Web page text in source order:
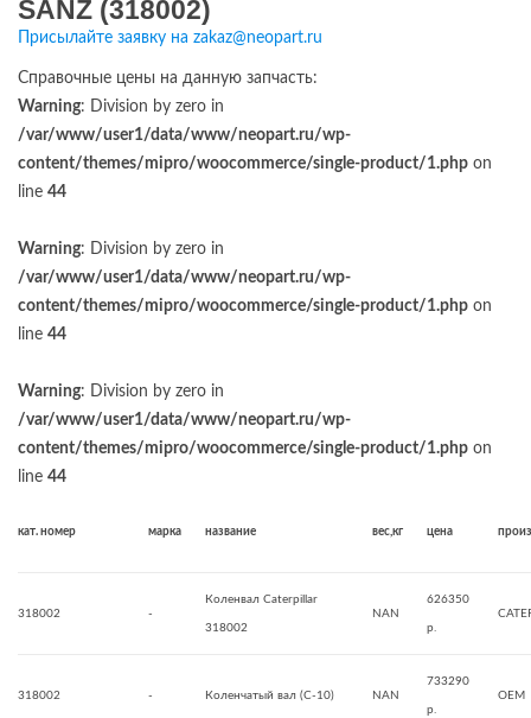
SANZ (318002)
Присылайте заявку на zakaz@neopart.ru
Справочные цены на данную запчасть:
Warning: Division by zero in
/var/www/user1/data/www/neopart.ru/wp-
content/themes/mipro/woocommerce/single-product/1.php on
line 44
Warning: Division by zero in
/var/www/user1/data/www/neopart.ru/wp-
content/themes/mipro/woocommerce/single-product/1.php on
line 44
Warning: Division by zero in
/var/www/user1/data/www/neopart.ru/wp-
content/themes/mipro/woocommerce/single-product/1.php on
line 44
кат. номер марка название вес,кг цена
318002 -
Коленвал Caterpillar
318002
NAN
626350
р.
318002 - Коленчатый вал (C-10) NAN
733290
р.
OEM